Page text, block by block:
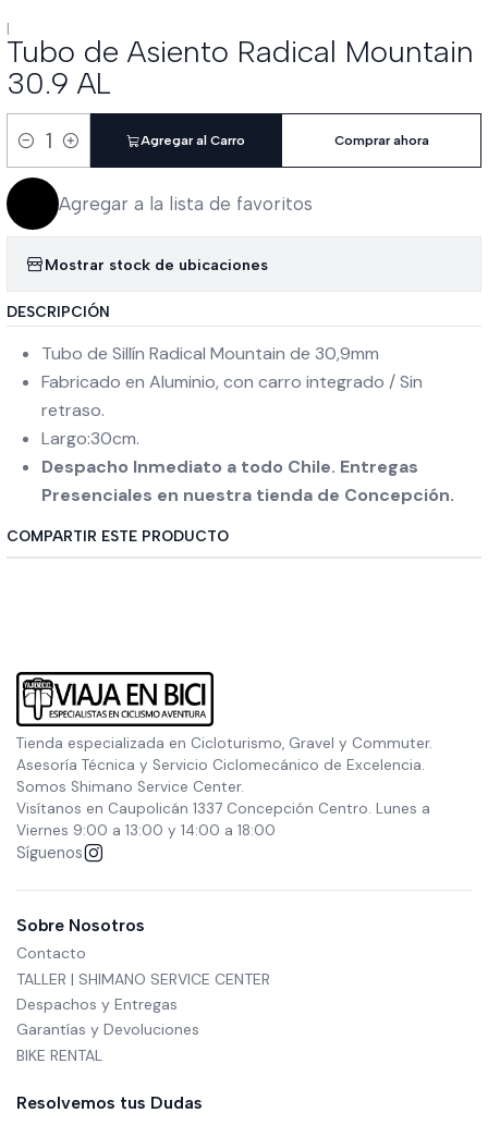
|
Tubo de Asiento Radical Mountain
30.9 AL
Cantidad
Agregar al Carro Comprar ahora
Agregar a la lista de favoritos
Mostrar stock de ubicaciones
DESCRIPCIÓN
Tubo de Sillín Radical Mountain de 30,9mm
Fabricado en Aluminio, con carro integrado / Sin
retraso.
Largo:30cm.
Despacho Inmediato a todo Chile. Entregas
Presenciales en nuestra tienda de Concepción.
COMPARTIR ESTE PRODUCTO
Tienda especializada en Cicloturismo, Gravel y Commuter.
Asesoría Técnica y Servicio Ciclomecánico de Excelencia.
Somos Shimano Service Center.
Visítanos en Caupolicán 1337 Concepción Centro. Lunes a
Viernes 9:00 a 13:00 y 14:00 a 18:00
Síguenos
Sobre Nosotros
Contacto
TALLER | SHIMANO SERVICE CENTER
Despachos y Entregas
Garantías y Devoluciones
BIKE RENTAL
Resolvemos tus Dudas